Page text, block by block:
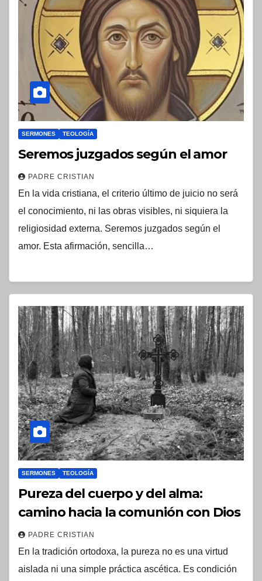
SERMONES TEOLOGÍA
Seremos juzgados según el amor
PADRE CRISTIAN
En la vida cristiana, el criterio último de juicio no será
el conocimiento, ni las obras visibles, ni siquiera la
religiosidad externa. Seremos juzgados según el
amor. Esta afirmación, sencilla…
SERMONES TEOLOGÍA
Pureza del cuerpo y del alma:
camino hacia la comunión con Dios
PADRE CRISTIAN
En la tradición ortodoxa, la pureza no es una virtud
aislada ni una simple práctica ascética. Es condición